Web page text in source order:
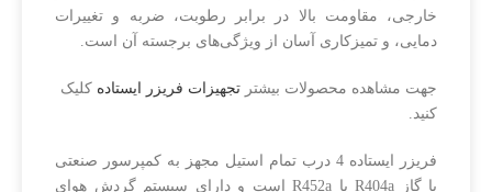
خارجی، مقاومت بالا در برابر رطوبت، ضربه و تغییرات
دمایی، و تمیزکاری آسان از ویژگی‌های برجسته آن است.
جهت مشاهده محصولات بیشتر تجهیزات فریزر ایستاده کلیک
کنید.
فریزر ایستاده 4 درب تمام استیل مجهز به کمپرسور صنعتی
با گاز R404a یا R452a است و دارای سیستم گردش هوای